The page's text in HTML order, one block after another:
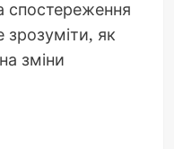
спостереження
як
зміни